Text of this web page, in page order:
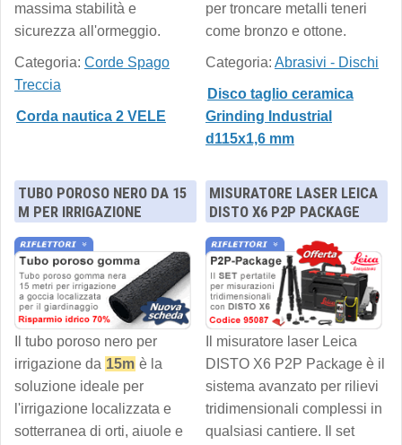
massima stabilità e
sicurezza all'ormeggio.
Categoria: Corde Spago
Treccia
Corda nautica 2 VELE
per troncare metalli teneri
come bronzo e ottone.
Categoria: Abrasivi - Dischi
Disco taglio ceramica
Grinding Industrial
d115x1,6 mm
TUBO POROSO NERO DA 15
M PER IRRIGAZIONE
Il tubo poroso nero per
irrigazione da 15m è la
soluzione ideale per
l'irrigazione localizzata e
sotterranea di orti, aiuole e
MISURATORE LASER LEICA
DISTO X6 P2P PACKAGE
Il misuratore laser Leica
DISTO X6 P2P Package è il
sistema avanzato per rilievi
tridimensionali complessi in
qualsiasi cantiere. Il set